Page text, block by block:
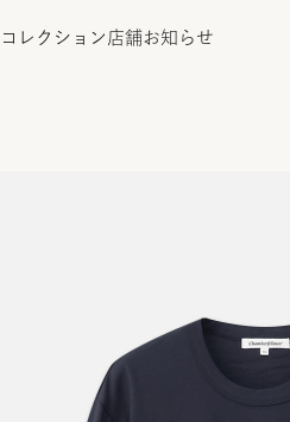
コレクション 店舗お知らせ